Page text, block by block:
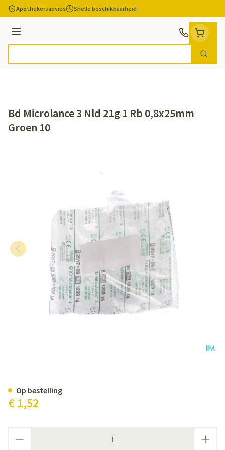
Ga naar de inhoud
Apothekersadvies Snelle beschikbaarheid
Menu
Zoek
Bd Microlance 3 Nld 21g 1 Rb 0,8x25mm
Groen 10
€ 1,52
Op bestelling